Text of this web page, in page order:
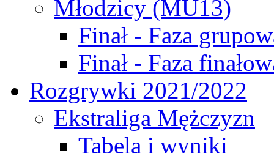
Młodzicy (MU13)
Finał - Faza
Finał - Faza
Rozgrywki 2021/2022
Ekstraliga Mężczyzn
Tabela i wyniki